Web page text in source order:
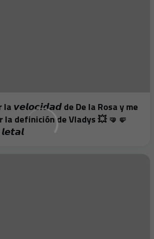
la 𝙫𝙚𝙡𝙤𝙘𝙞𝙙𝙖𝙙 de De la Rosa y me
la definición de Vladys 💥 🤜🤛